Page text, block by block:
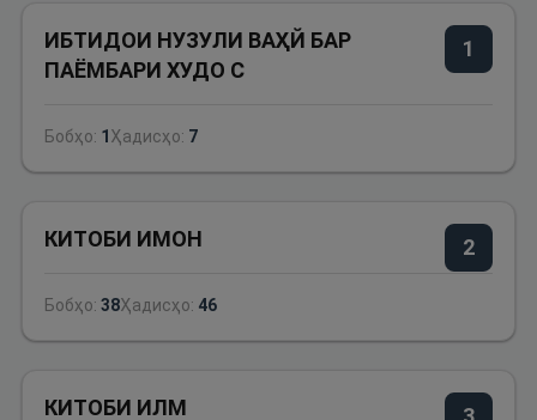
1
ИБТИДОИ НУЗУЛИ ВАҲЙ БАР
ПАЁМБАРИ ХУДО С
Бобҳо: 1 Ҳадисҳо: 7
2
КИТОБИ ИМОН
Бобҳо: 38Ҳадисҳо: 46
КИТОБИ ИЛМ